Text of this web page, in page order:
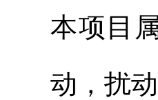
本项目
动，扰